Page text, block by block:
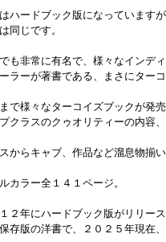
ハードブック版になっています
同じです。
も非常に有名で、様々なインデ
ラーが著書である、まさにター
で様々なターコイズブックが発
クラスのクゥオリティーの内容
からキャブ、作品など溜息物揃い
カラー全１４１ページ。
２年にハードブック版がリリー
存版の洋書で、２０２５年現在